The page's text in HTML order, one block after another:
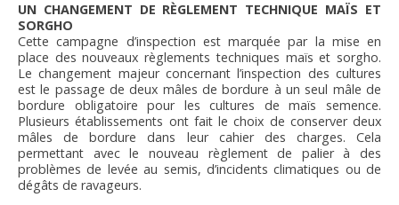
UN CHANGEMENT DE RÈGLEMENT TECHNIQUE MAÏS ET
SORGHO
Cette campagne d’inspection est marquée par la mise en
place des nouveaux règlements techniques maïs et sorgho.
Le changement majeur concernant l’inspection des cultures
est le passage de deux mâles de bordure à un seul mâle de
bordure obligatoire pour les cultures de maïs semence.
Plusieurs établissements ont fait le choix de conserver deux
mâles de bordure dans leur cahier des charges. Cela
permettant avec le nouveau règlement de palier à des
problèmes de levée au semis, d’incidents climatiques ou de
dégâts de ravageurs.